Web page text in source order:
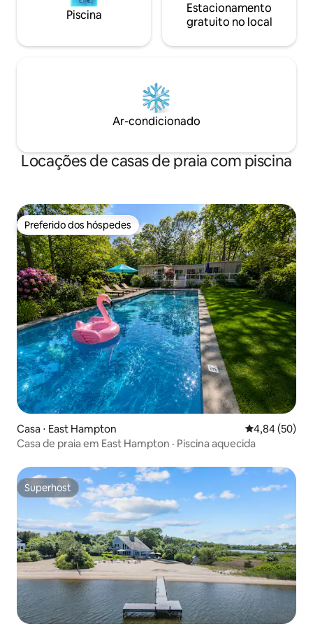
Piscina
Estacionamento
gratuito no local
Ar-condicionado
Locações de casas de praia com piscina
Preferido dos hóspedes
Preferido dos hóspedes
Casa ⋅ East Hampton 4,84 de uma
4,84 (50)
Casa de praia em East Hampton · Piscina aquecida
Superhost
Superhost